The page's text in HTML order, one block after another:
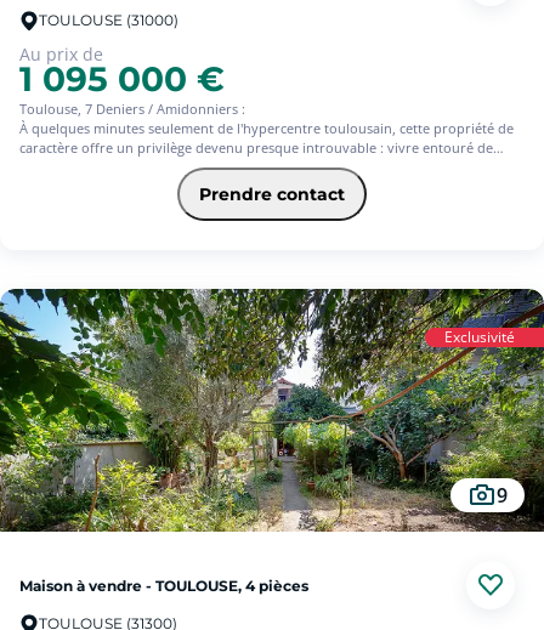
TOULOUSE (31000)
Au prix de
1 095 000 €
Toulouse, 7 Deniers / Amidonniers :
À quelques minutes seulement de l'hypercentre toulousain, cette propriété de
caractère offre un privilège devenu presque introuvable : vivre entouré de
nature, dans un environnement préservé, intime et parfaitement à l'abri des
Implantée au coeur d'une parcelle paysagée d'environ 1 000 m², cette élégante
La maison principale développe environ 202 m² habitables, et s'articule autour
d'une superbe pièce de vie baignée de lumière, ouverte sur les extérieurs et
pensée pour les moments de partage.
L'espace nuit comprend quatre chambres, dont deux véritables suites
disposant chacune de leur salle d'eau privative, offrant confort et
indépendance à toute la famille.
À l'extérieur, le jardin paysager, parfaitement préservé des regards, accueille
une magnifique piscine chauffée au sel, véritable invitation à la détente dans un
environnement rare en centre-ville.
La propriété bénéficie également de nombreux atouts complémentaires :
- Deux garages fermés
- Un studio indépendant d'environ 25 m², idéal pour recevoir, exercer une
activité professionnelle ou générer un revenu locatif.
Prendre contact
Exclusivité
9
Maison à vendre - TOULOUSE, 4 pièces
TOULOUSE (31300)